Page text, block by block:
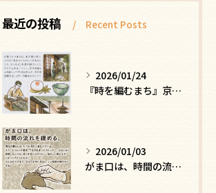
最近の投稿 Recent Posts
2026/01/24
『時を編むまち』京都ー日常にひそむ、静かな贅沢
2026/01/03
がま口は、時間の流れを緩める